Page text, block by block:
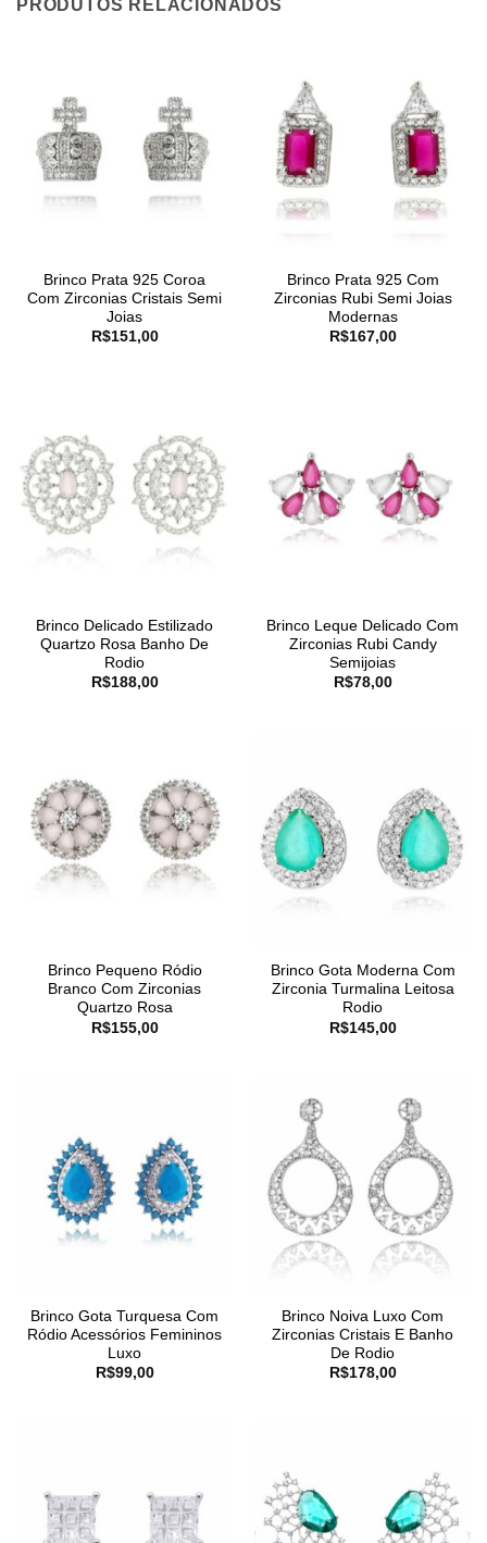
PRODUTOS RELACIONADOS
Brinco Prata 925 Coroa
Com Zirconias Cristais Semi
Joias
R$151,00
Brinco Prata 925 Com
Zirconias Rubi Semi Joias
Modernas
R$167,00
Brinco Delicado Estilizado
Quartzo Rosa Banho De
Rodio
R$188,00
Brinco Leque Delicado Com
Zirconias Rubi Candy
Semijoias
R$78,00
Brinco Pequeno Ródio
Branco Com Zirconias
Quartzo Rosa
R$155,00
Brinco Gota Moderna Com
Zirconia Turmalina Leitosa
Rodio
R$145,00
Brinco Gota Turquesa Com
Ródio Acessórios Femininos
Luxo
R$99,00
Brinco Noiva Luxo Com
Zirconias Cristais E Banho
De Rodio
R$178,00